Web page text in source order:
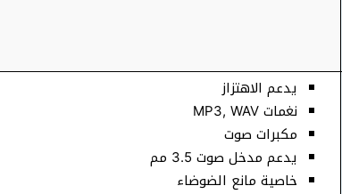
يدعم الاهتزاز
نغمات MP3, WAV
مكبرات صوت
يدعم مدخل صوت 3.5 مم
خاصية مانع الضوضاء